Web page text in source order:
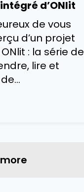
en
cadre
d’ONlit
de vous
d’un projet
: la série de
lire et
collection
créant des